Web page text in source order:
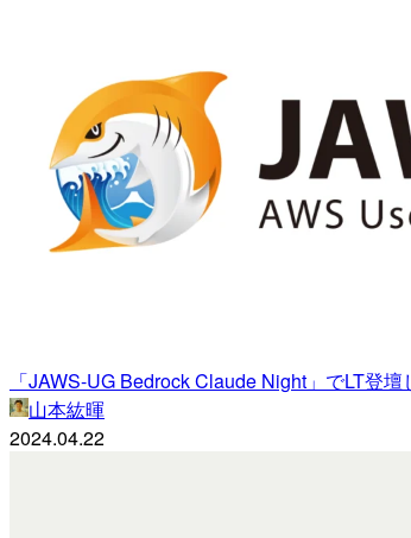
「JAWS-UG Bedrock Claude Night」でLT登壇
山本紘暉
2024.04.22